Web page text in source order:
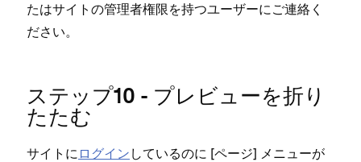
たはサイトの管理者権限を持つユ⁠ーザ⁠ーにご連絡く
ださい⁠。
ステ⁠ップ10 - プレビ⁠ュ⁠ーを折り
たたむ
サイトに ログイン しているのに [⁠ペ⁠ージ⁠] メニ⁠ュ⁠ーが